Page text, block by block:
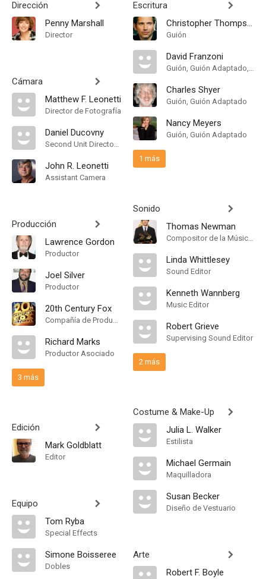
Dirección
Penny Marshall
Director
Cámara
Matthew F. Leonetti
Director de Fotografía
Daniel Ducovny
Second Unit Director of Photography
John R. Leonetti
Assistant Camera
Producción
Lawrence Gordon
Productor
Joel Silver
Productor
20th Century Fox
Compañía de Produccion
Richard Marks
Productor Asociado
3 más
Edición
Mark Goldblatt
Editor
Equipo
Tom Ryba
Special Effects
Simone Boisseree
Dobles
Escritura
Christopher Thompson
Guión
David Franzoni
Guión, Guión Adaptado, Historia
Charles Shyer
Guión, Guión Adaptado
Nancy Meyers
Guión, Guión Adaptado
1 más
Sonido
Thomas Newman
Compositor de la Música Original
Linda Whittlesey
Sound Editor
Kenneth Wannberg
Music Editor
Robert Grieve
Supervising Sound Editor
2 más
Costume & Make-Up
Julia L. Walker
Estilista
Michael Germain
Maquilladora
Susan Becker
Diseño de Vestuario
Arte
Robert F. Boyle